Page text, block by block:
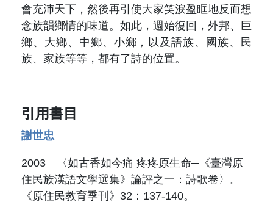
會充沛天下，然後再引使大家笑淚盈眶地反而想
念族韻鄉情的味道。如此，週始復回，外邦、巨
鄉、大鄉、中鄉、小鄉，以及語族、國族、民
族、家族等等，都有了詩的位置。
引用書目
謝世忠
2003 〈如古香如今痛 疼疼原生命─《臺灣原
住民族漢語文學選集》論評之一：詩歌卷〉。
《原住民教育季刊》32：137-140。